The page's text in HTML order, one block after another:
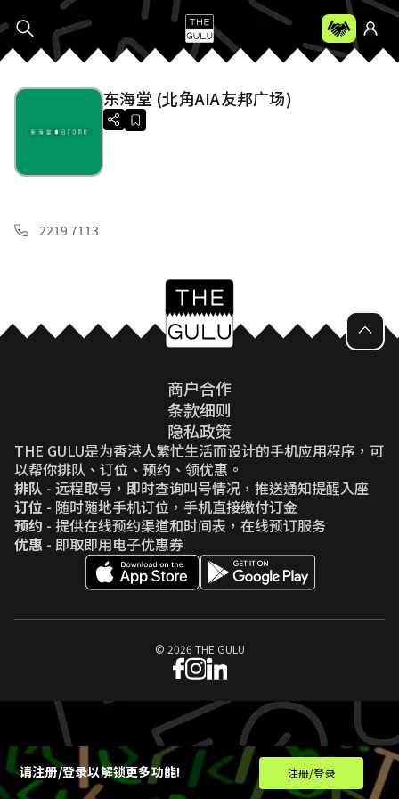
东海堂 (北角AIA友邦广场)
2219 7113
商户合作
条款细则
隐私政策
THE GULU是为香港人繁忙生活而设计的手机应用程序，可
以帮你排队、订位、预约、领优惠。
排队 - 远程取号，即时查询叫号情况，推送通知提醒入座
订位 - 随时随地手机订位，手机直接缴付订金
预约 - 提供在线预约渠道和时间表，在线预订服务
优惠 - 即取即用电子优惠券
© 2026 THE GULU
请注册/登录以解锁更多功能! 注册/登录